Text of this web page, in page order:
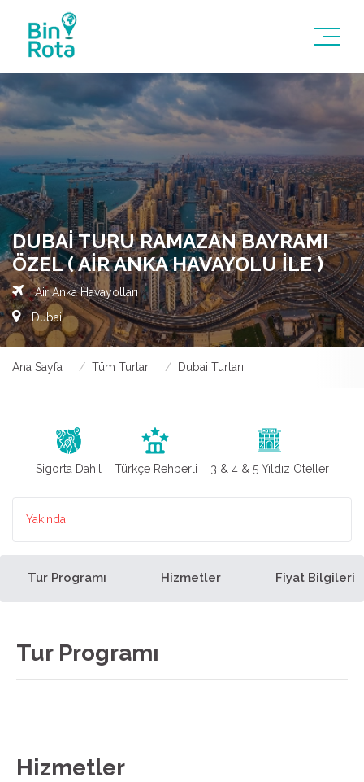
DUBAI TURU RAMAZAN BAYRAMI
ÖZEL ( AIR ANKA HAVAYOLU ILE )
Air Anka Havayolları
Dubai
Ana Sayfa Tüm Turlar Dubai Turları
Sigorta Dahil Türkçe Rehberli 3 & 4 & 5 Yıldız Oteller
Yakında
Tur Programı Hizmetler Fiyat Bilgileri
Tur Programı
Hizmetler